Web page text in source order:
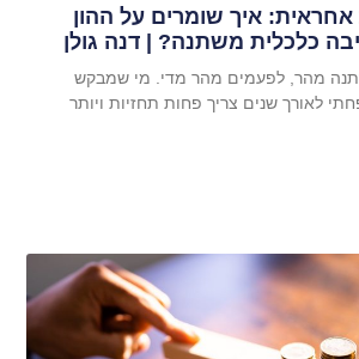
איך שומרים על ההון
כלכלית משתנה? | דנה גולן
מהר, לפעמים מהר מדי. מי שמבקש
לאורך שנים צריך פחות תחזיות ויותר